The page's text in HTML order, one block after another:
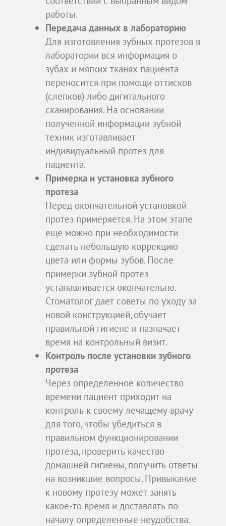
работы.
Передача данных в лабораторию
Для изготовления зубных протезов в
лаборатории вся информация о
зубах и мягких тканях пациента
переносится при помощи оттисков
(слепков) либо дигитального
сканирования. На основании
полученной информации зубной
техник изготавливает
индивидуальный протез для
пациента.
Примерка и установка зубного
протеза
Перед окончательной установкой
протез примеряется. На этом этапе
еще можно при необходимости
сделать небольшую коррекцию
цвета или формы зубов. После
примерки зубной протез
устанавливается окончательно.
Стоматолог дает советы по уходу за
новой конструкцией, обучает
правильной гигиене и назначает
время на контрольный визит.
Контроль после установки зубного
протеза
Через определенное количество
времени пациент приходит на
контроль к своему лечащему врачу
для того, чтобы убедиться в
правильном функционировании
протеза, проверить качество
домашней гигиены, получить ответы
на возникшие вопросы. Привыкание
к новому протезу может занять
какое-то время и доставлять по
началу определенные неудобства.